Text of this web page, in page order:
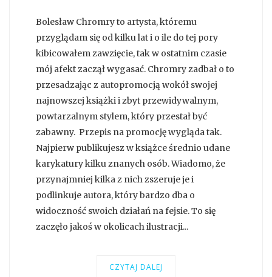
Bolesław Chromry to artysta, któremu
przyglądam się od kilku lat i o ile do tej pory
kibicowałem zawzięcie, tak w ostatnim czasie
mój afekt zaczął wygasać. Chromry zadbał o to
przesadzając z autopromocją wokół swojej
najnowszej książki i zbyt przewidywalnym,
powtarzalnym stylem, który przestał być
zabawny. Przepis na promocję wygląda tak.
Najpierw publikujesz w książce średnio udane
karykatury kilku znanych osób. Wiadomo, że
przynajmniej kilka z nich zszeruje je i
podlinkuje autora, który bardzo dba o
widoczność swoich działań na fejsie. To się
zaczęło jakoś w okolicach ilustracji...
CZYTAJ DALEJ